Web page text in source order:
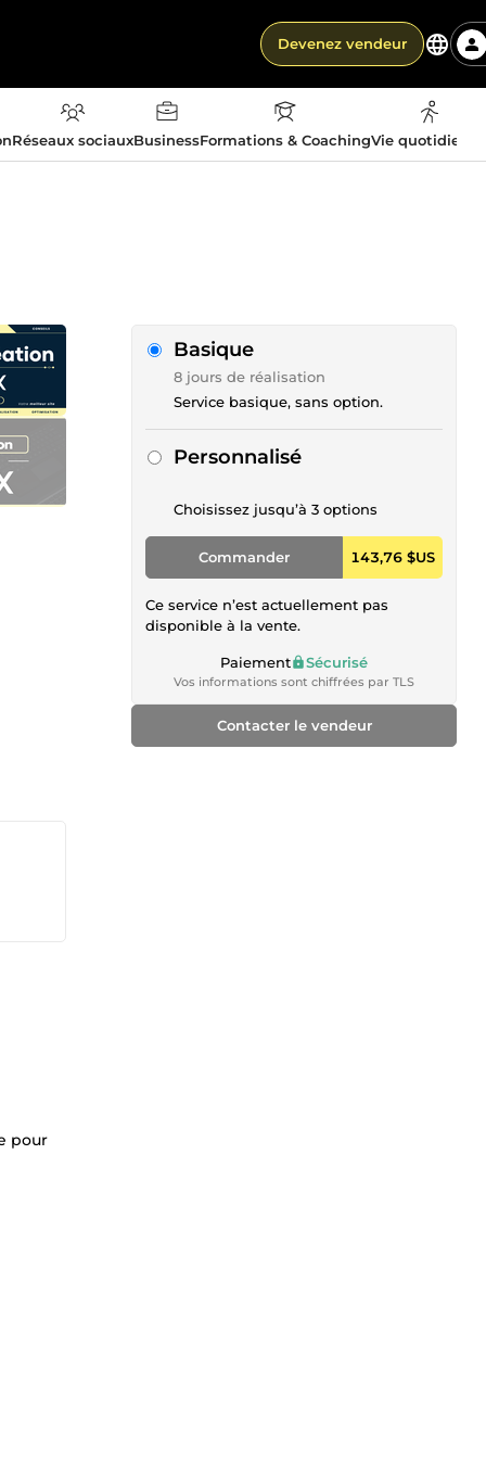
Devenez vendeur
Réseaux sociauxBusinessFormations & CoachingVie
pour
Basique
8 jours de réalisation
Service basique, sans option.
Personnalisé
Choisissez jusqu’à 3 options
Commander 143,76 $US
Ce service n’est actuellement pas
disponible à la vente.
Paiement Sécurisé
Vos informations sont chiffrées par TLS
Contacter le vendeur